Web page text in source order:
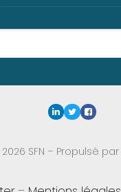
2026 SFN – Propulsé par